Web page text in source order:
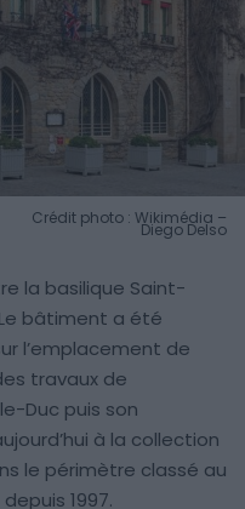
Crédit photo : Wikimédia –
Diego Delso
la basilique Saint-
bâtiment a été
l’emplacement de
travaux de
Duc puis son
à la collection
le périmètre classé au
1997.